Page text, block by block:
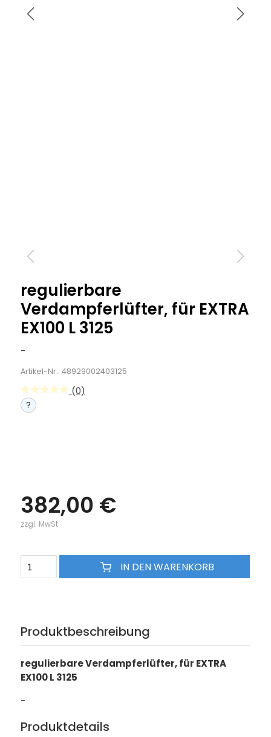
regulierbare
Verdampferlüfter, für EXTRA
EX100 L 3125
-
Artikel-Nr.: 48929002403125
(0)
?
382,00 €
zzgl. MwSt
IN DEN WARENKORB
Produktbeschreibung
regulierbare Verdampferlüfter, für EXTRA
EX100 L 3125
-
Produktdetails